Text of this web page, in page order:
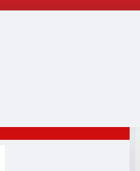
сайте не является
замера и расчета, с